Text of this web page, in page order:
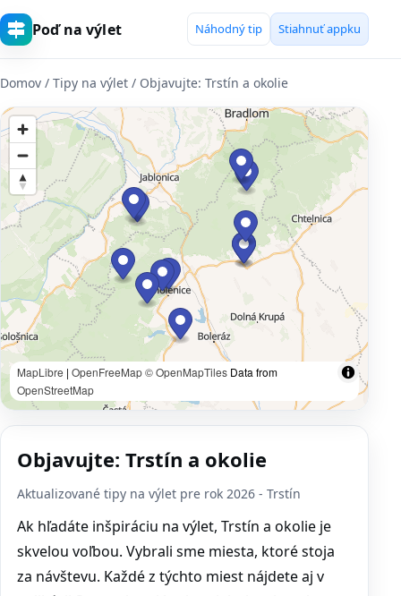
Poď na výlet Náhodný tip Stiahnuť appku
Domov / Tipy na výlet / Objavujte: Trstín a okolie
MapLibre | OpenFreeMap© OpenMapTiles Data from
OpenStreetMap
Objavujte: Trstín a okolie
Aktualizované tipy na výlet pre rok 2026 - Trstín
Ak hľadáte inšpiráciu na výlet, Trstín a okolie je
skvelou voľbou. Vybrali sme miesta, ktoré stoja
za návštevu. Každé z týchto miest nájdete aj v